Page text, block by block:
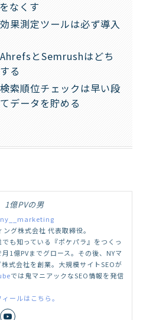
なくす
果測定ツールは必ず導入
とSemrushはどち
る
索順位チェックは早い段
データを貯める
1億PVの男
ング株式会社 代表取締役。
も知っている『ポケパラ』をつくっ
1億PVまでグロース。その後、NYマ
式会社を創業。大規模サイトSEOが
では鬼マニアックなSEO情報を発信
ールはこちら。